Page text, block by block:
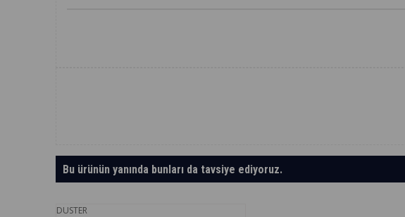
Bu ürünün yanında bunları da tavsiye ediyoruz.
DUSTER